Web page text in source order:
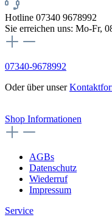
Hotline 07340 9678992
Sie erreichen uns: Mo-Fr,
07340-9678992
Oder über unser
Shop Informationen
AGBs
Datenschutz
Wiederruf
Impressum
Service